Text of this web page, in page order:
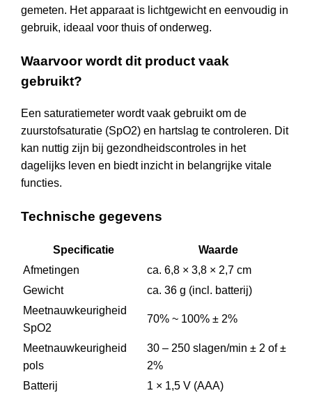
gemeten. Het apparaat is lichtgewicht en eenvoudig in
gebruik, ideaal voor thuis of onderweg.
Waarvoor wordt dit product vaak
gebruikt?
Een saturatiemeter wordt vaak gebruikt om de
zuurstofsaturatie (SpO2) en hartslag te controleren. Dit
kan nuttig zijn bij gezondheidscontroles in het
dagelijks leven en biedt inzicht in belangrijke vitale
functies.
Technische gegevens
Specificatie
Waarde
Afmetingen
ca. 6,8 × 3,8 × 2,7 cm
Gewicht
ca. 36 g (incl. batterij)
Meetnauwkeurigheid
SpO2
70% ~ 100% ± 2%
Meetnauwkeurigheid
pols
30 – 250 slagen/min ± 2 of ±
2%
Batterij
1 × 1,5 V (AAA)